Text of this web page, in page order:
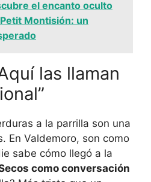
el encanto oculto
Montisión: un
las llaman
a la parrilla son una
En Valdemoro, son como
sabe cómo llegó a la
como conversación